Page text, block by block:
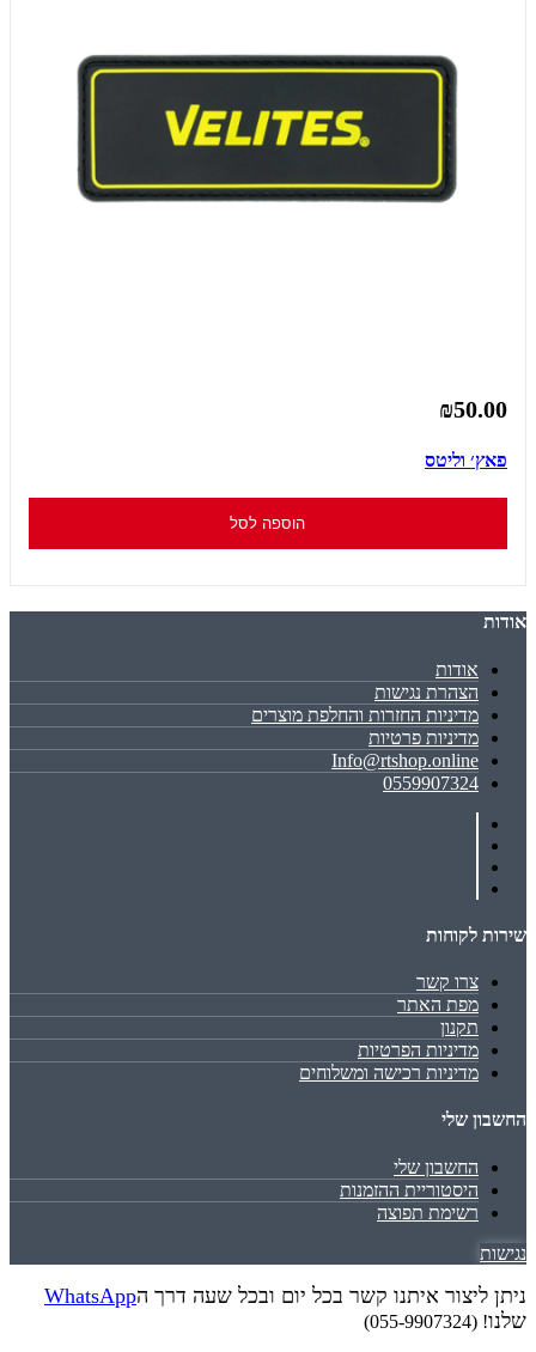
₪50.00
פאץ׳ וליטס
הוספה לסל
אודות
אודות
הצהרת נגישות
מדיניות החזרות והחלפת מוצרים
מדיניות פרטיות
Info@rtshop.online
0559907324
שירות לקוחות
צרו קשר
מפת האתר
תקנון
מדיניות הפרטיות
מדיניות רכישה ומשלוחים
החשבון שלי
החשבון שלי
היסטוריית ההזמנות
רשימת תפוצה
נגישות
ניתן ליצור איתנו קשר בכל יום ובכל שעה דרך הWhatsApp
שלנו! (055-9907324)